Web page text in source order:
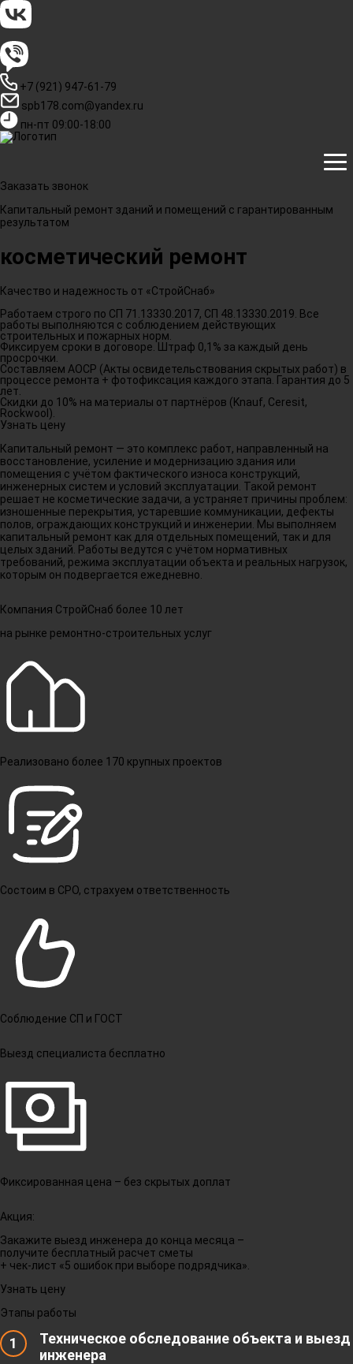
+7 (921) 947-61-79
spb178.com@yandex.ru
пн-пт 09:00-18:00
Заказать звонок
Капитальный ремонт зданий и помещений с гарантированным
результатом
косметический ремонт
Качество и надежность от «СтройСнаб»
Работаем строго по СП 71.13330.2017, СП 48.13330.2019. Все
работы выполняются с соблюдением действующих
строительных и пожарных норм.
Фиксируем сроки в договоре. Штраф 0,1% за каждый день
просрочки.
Составляем АОСР (Акты освидетельствования скрытых работ) в
процессе ремонта + фотофиксация каждого этапа. Гарантия до 5
лет.
Скидки до 10% на материалы от партнёров (Knauf, Ceresit,
Rockwool).
Узнать цену
Капитальный ремонт — это комплекс работ, направленный на
восстановление, усиление и модернизацию здания или
помещения с учётом фактического износа конструкций,
инженерных систем и условий эксплуатации. Такой ремонт
решает не косметические задачи, а устраняет причины проблем:
изношенные перекрытия, устаревшие коммуникации, дефекты
полов, ограждающих конструкций и инженерии. Мы выполняем
капитальный ремонт как для отдельных помещений, так и для
целых зданий. Работы ведутся с учётом нормативных
требований, режима эксплуатации объекта и реальных нагрузок,
которым он подвергается ежедневно.
Компания СтройСнаб более 10 лет
на рынке ремонтно-строительных услуг
Реализовано более 170 крупных проектов
Состоим в СРО, страхуем ответственность
Соблюдение СП и ГОСТ
Выезд специалиста бесплатно
Фиксированная цена – без скрытых доплат
Акция:
Закажите выезд инженера до конца месяца –
получите бесплатный расчет сметы
+ чек-лист «5 ошибок при выборе подрядчика».
Узнать цену
Этапы работы
1
Техническое обследование объекта и выезд
инженера